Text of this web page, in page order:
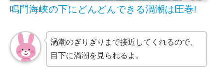
鳴門海峡の下にどんどんできる渦潮は圧巻!
渦潮のぎりぎりまで接近してくれるので、
目下に渦潮を見られるよ。